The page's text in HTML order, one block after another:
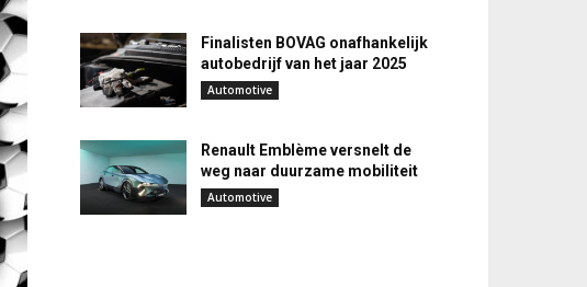
Finalisten BOVAG onafhankelijk
autobedrijf van het jaar 2025
Automotive
Renault Emblème versnelt de
weg naar duurzame mobiliteit
Automotive